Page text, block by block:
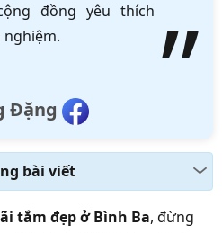
đồng yêu thích
nghiệm.
Đặng
bài viết
tắm đẹp ở Bình Ba, đừng